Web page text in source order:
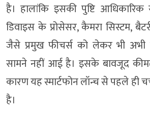
है। हालांकि इसकी पुष्टि
डिवाइस के प्रोसेसर, कैमरा सिस्टम,
जैसे प्रमुख फीचर्स को लेकर भी अभी
सामने नहीं आई है। इसके बावजूद
कारण यह स्मार्टफोन लॉन्च से पहले ही
है।